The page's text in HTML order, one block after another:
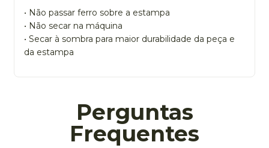
• Não passar ferro sobre a estampa
• Não secar na máquina
• Secar à sombra para maior durabilidade da peça e
da estampa
Perguntas
Frequentes